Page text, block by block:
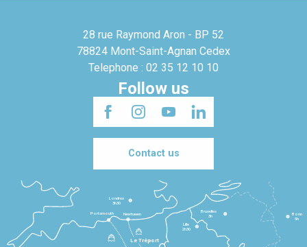
28 rue Raymond Aron - BP 52
78824 Mont-Saint-Agnan Cedex
Telephone : 02 35 12 10 10
Follow us
Contact us
Le Tréport
Lille
2h30
Bruxelles
3h
Londres
3h30
Newhaven
Portsmouth
Bonn
5h